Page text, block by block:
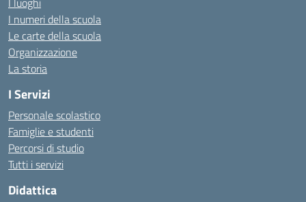
I numeri della scuola
Le carte della scuola
Organizzazione
La storia
I Servizi
Personale scolastico
Famiglie e studenti
Percorsi di studio
Tutti i servizi
Didattica